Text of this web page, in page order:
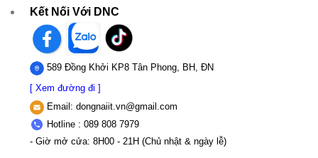
Kết Nối Với DNC
589 Đồng Khởi KP8 Tân Phong, BH, ĐN
[ Xem đường đi ]
Email: dongnaiit.vn@gmail.com
Hotline : 089 808 7979
- Giờ mở cửa: 8H00 - 21H (Chủ nhật & ngày lễ)